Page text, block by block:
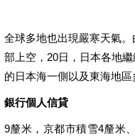
全球多地也出現嚴寒天氣
部上空，20日，日本各地
的日本海一側以及東海地
銀行個人信貸
9釐米，京都市積雪4釐米